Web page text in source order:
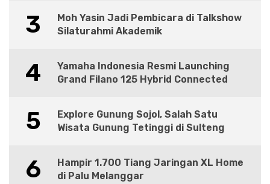
3
Moh Yasin Jadi Pembicara di Talkshow
Silaturahmi Akademik
4
Yamaha Indonesia Resmi Launching
Grand Filano 125 Hybrid Connected
5
Explore Gunung Sojol, Salah Satu
Wisata Gunung Tetinggi di Sulteng
6
Hampir 1.700 Tiang Jaringan XL Home
di Palu Melanggar